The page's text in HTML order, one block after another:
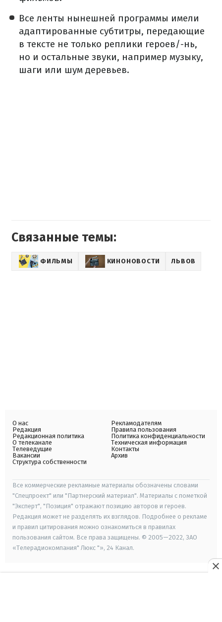
Все ленты нынешней программы имели
адаптированные субтитры, передающие
в тексте не только реплики героев/-нь,
но и остальные звуки, например музыку,
шаги или шум деревьев.
Связанные темы:
ФИЛЬМЫ КИНОНОВОСТИ ЛЬВОВ
О нас
Редакция
Редакционная политика
О телеканале
Телеведущие
Вакансии
Структура собственности
Рекламодателям
Правила пользования
Политика конфиденциальности
Техническая информация
Контакты
Архив
Все коммерческие рекламные материалы обозначены словами
"Спецпроект" или "Партнерский материал". Материалы с пометкой
"Эксперт", "Позиция" отражают позицию авторов и героев.
Редакция может не разделять их взглядов. Подробнее о рекламе
и правил цитирования можно ознакомиться в правилах
пользования сайтом. Все права защищены. © 2005—2022, ЗАО
«Телерадиокомпания" Люкс "», 24 Канал.